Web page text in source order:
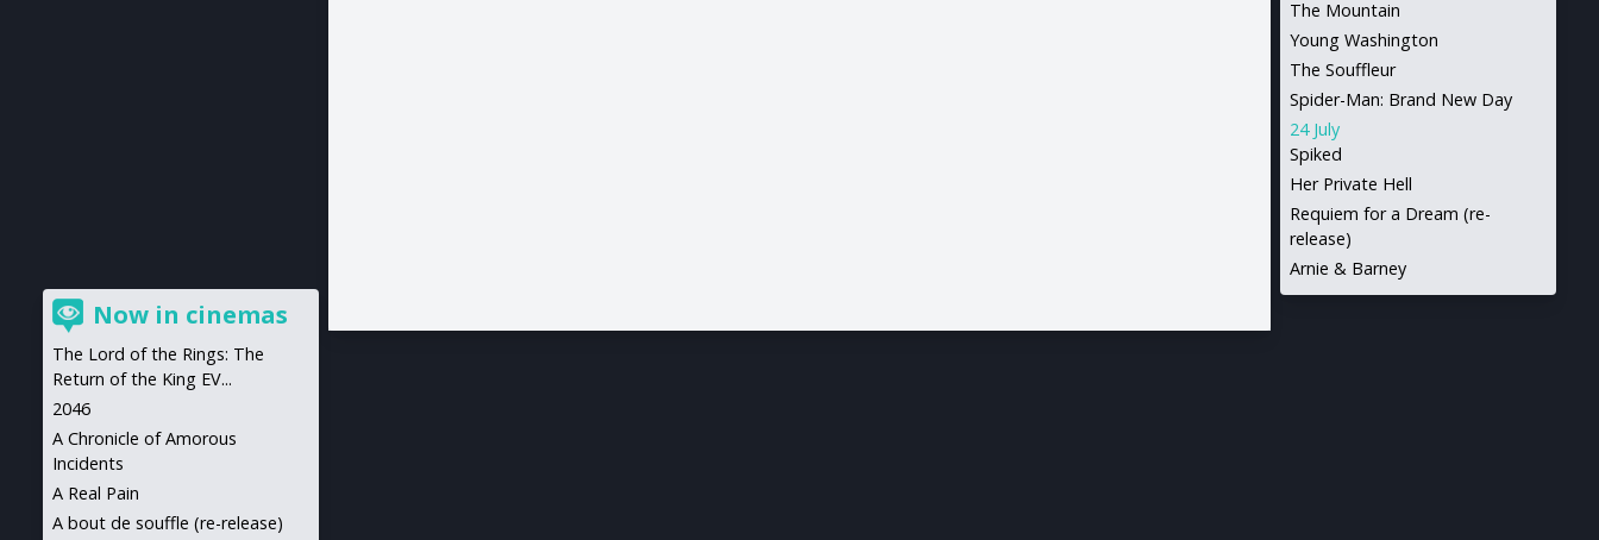
The Mountain
Young Washington
The Souffleur
Spider-Man: Brand New Day
24 July
Spiked
Her Private Hell
Requiem for a Dream (re-
release)
Arnie & Barney
Now in cinemas
The Lord of the Rings: The
Return of the King EV...
2046
A Chronicle of Amorous
Incidents
A Real Pain
A bout de souffle (re-release)